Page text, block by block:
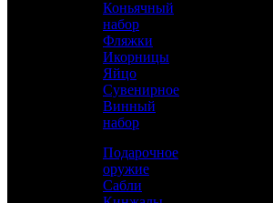
Коньячный
набор
Фляжки
Икорницы
Яйцо
Сувенирное
Винный
набор
Подарочное
оружие
Сабли